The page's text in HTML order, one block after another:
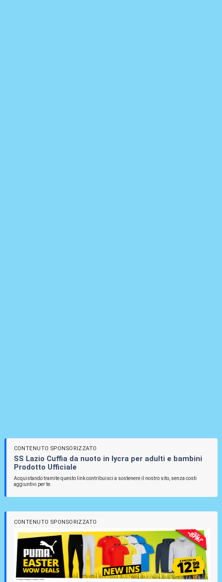
CONTENUTO SPONSORIZZATO
SS Lazio Cuffia da nuoto in lycra per adulti e bambini
Prodotto Ufficiale
Acquistando tramite questo link contribuisci a sostenere il nostro sito, senza costi
aggiuntivi per te.
CONTENUTO SPONSORIZZATO